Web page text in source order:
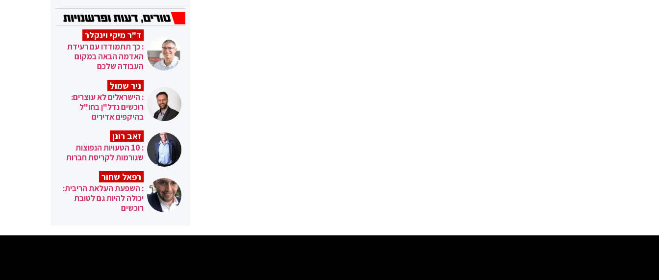
ד"ר מיקי וינקלר
: כך תתמודדו עם רעידת
האדמה הבאה במקום
העבודה שלכם
ניר שמול
: הישראלים לא עוצרים:
רוכשים נדל"ן בחו"ל
בהיקפים אדירים
זאב רונן
: 10 הטעויות הנפוצות
שגורמות לקריסת חברות
רפאל שחור
: השפעת העלאת הריבית:
יכולה להיות גם לטובת
רוכשים